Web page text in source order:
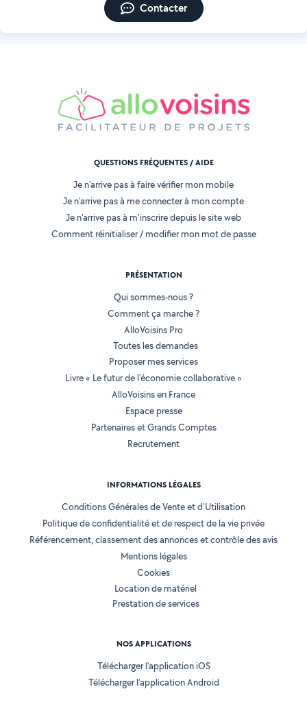
Contacter
QUESTIONS FRÉQUENTES / AIDE
Je n'arrive pas à faire vérifier mon mobile
Je n'arrive pas à me connecter à mon compte
Je n'arrive pas à m'inscrire depuis le site web
Comment réinitialiser / modifier mon mot de passe
PRÉSENTATION
Qui sommes-nous ?
Comment ça marche ?
AlloVoisins Pro
Toutes les demandes
Proposer mes services
Livre « Le futur de l'économie collaborative »
AlloVoisins en France
Espace presse
Partenaires et Grands Comptes
Recrutement
INFORMATIONS LÉGALES
Conditions Générales de Vente et d'Utilisation
Politique de confidentialité et de respect de la vie privée
Référencement, classement des annonces et contrôle des avis
Mentions légales
Cookies
Location de matériel
Prestation de services
NOS APPLICATIONS
Télécharger l’application iOS
Télécharger l’application Android